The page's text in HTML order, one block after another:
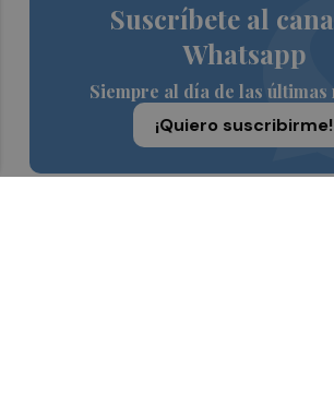
Suscríbete al
Whatsapp
Siempre al día de las
¡Quiero suscribirme!